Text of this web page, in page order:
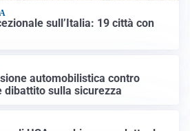
sull’Italia: 19 città con
automobilistica contro
sulla sicurezza